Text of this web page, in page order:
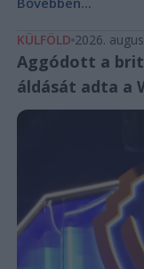
KÜLFÖLD 2026.
Aggódott a
áldását adta a